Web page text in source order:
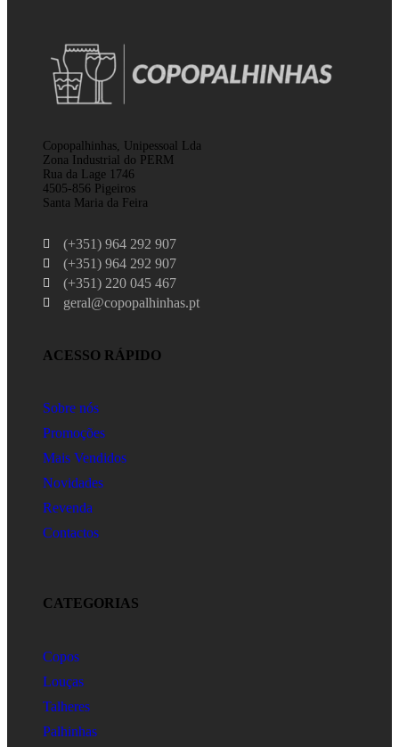
Copopalhinhas, Unipessoal Lda
Zona Industrial do PERM
Rua da Lage 1746
4505-856 Pigeiros
Santa Maria da Feira
(+351) 964 292 907
(+351) 964 292 907
(+351) 220 045 467
geral@copopalhinhas.pt
ACESSO RÁPIDO
Sobre nós
Promoções
Mais Vendidos
Novidades
Revenda
Contactos
CATEGORIAS
Copos
Louças
Talheres
Palhinhas